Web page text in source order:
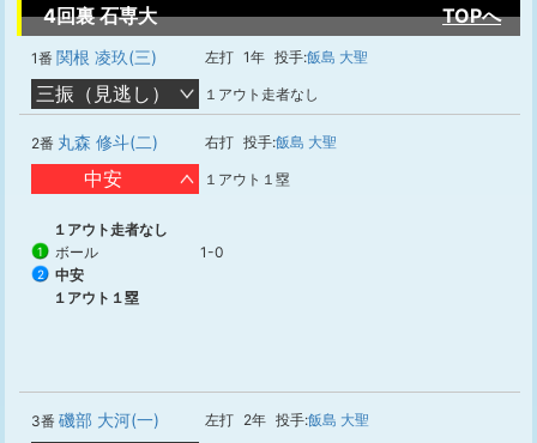
4回裏 石専大 TOPへ
1番 関根 凌玖(三) 左打 1年 投手:飯島 大聖
三振（見逃し） １アウト走者なし
2番 丸森 修斗(二) 右打 投手:飯島 大聖
中安 １アウト１塁
１アウト走者なし
1 ボール 1-0
2
中安
１アウト１塁
3番 磯部 大河(一) 左打 2年 投手:飯島 大聖